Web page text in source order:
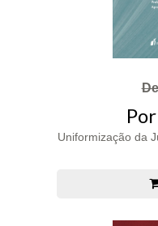
Uniformização da